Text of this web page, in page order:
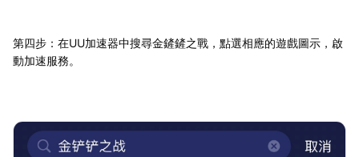
第四步：在UU加速器中搜尋金鏟鏟之戰，點選相應的遊戲圖示，啟
動加速服務。